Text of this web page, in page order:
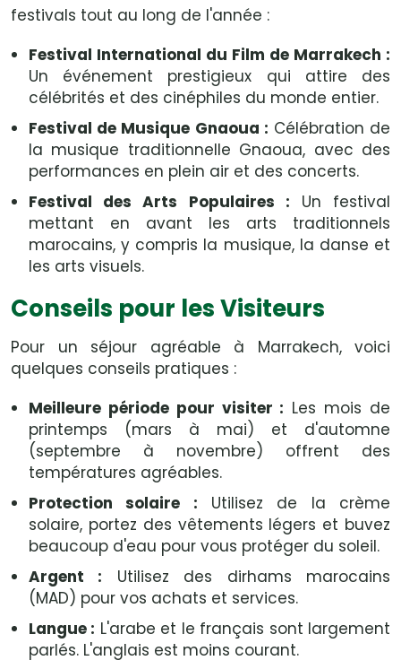
festivals tout au long de l'année :
Festival International du Film de Marrakech :
Un événement prestigieux qui attire des
célébrités et des cinéphiles du monde entier.
Festival de Musique Gnaoua : Célébration de
la musique traditionnelle Gnaoua, avec des
performances en plein air et des concerts.
Festival des Arts Populaires : Un festival
mettant en avant les arts traditionnels
marocains, y compris la musique, la danse et
les arts visuels.
Conseils pour les Visiteurs
Pour un séjour agréable à Marrakech, voici
quelques conseils pratiques :
Meilleure période pour visiter : Les mois de
printemps (mars à mai) et d'automne
(septembre à novembre) offrent des
températures agréables.
Protection solaire : Utilisez de la crème
solaire, portez des vêtements légers et buvez
beaucoup d'eau pour vous protéger du soleil.
Argent : Utilisez des dirhams marocains
(MAD) pour vos achats et services.
Langue : L'arabe et le français sont largement
parlés. L'anglais est moins courant.